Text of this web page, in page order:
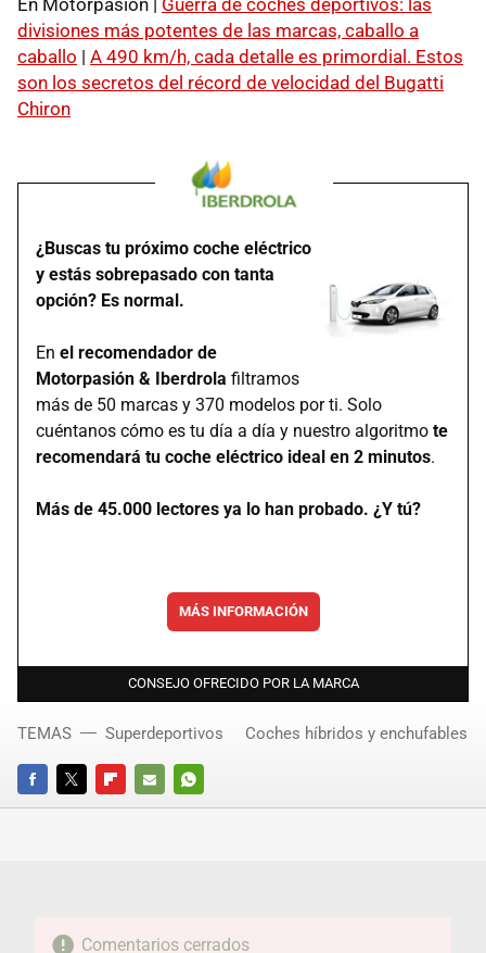
En Motorpasión | Guerra de coches deportivos: las
divisiones más potentes de las marcas, caballo a
caballo | A 490 km/h, cada detalle es primordial. Estos
son los secretos del récord de velocidad del Bugatti
Chiron
¿Buscas tu próximo coche eléctrico
y estás sobrepasado con tanta
opción? Es normal.
En el recomendador de
Motorpasión & Iberdrola filtramos
más de 50 marcas y 370 modelos por ti. Solo
cuéntanos cómo es tu día a día y nuestro algoritmo te
recomendará tu coche eléctrico ideal en 2 minutos.
Más de 45.000 lectores ya lo han probado. ¿Y tú?
MÁS INFORMACIÓN
CONSEJO OFRECIDO POR LA MARCA
FACEBOOKTWITTERFLIPBOARD
E-
WHATSAPP
TEMAS Superdeportivos Coches híbridos y enchufables
Comentarios cerrados